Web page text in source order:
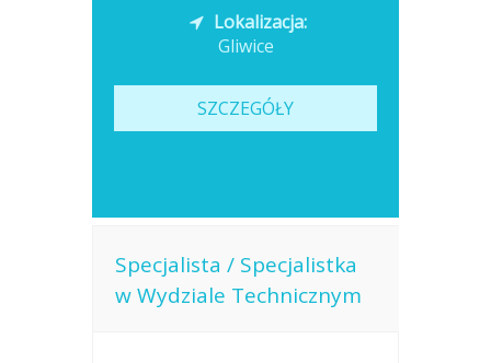
Lokalizacja:
Gliwice
SZCZEGÓŁY
Specjalista / Specjalistka
w Wydziale Technicznym